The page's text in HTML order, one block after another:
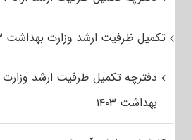
تکمیل ظرفیت ارشد وزارت بهداشت ۱۴۰۳
دفترچه تکمیل ظرفیت ارشد وزارت
بهداشت ۱۴۰۳